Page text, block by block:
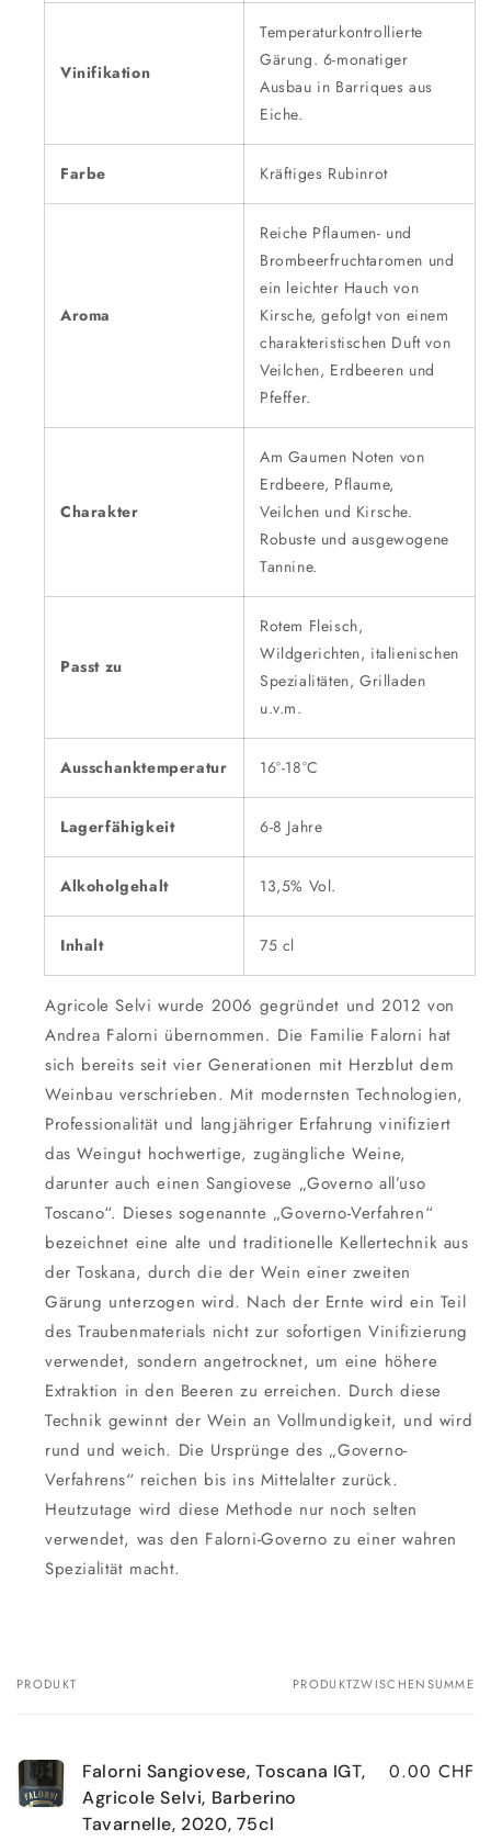
Vinifikation
Temperaturkontrollierte
Gärung. 6-monatiger
Ausbau in Barriques aus
Eiche.
Farbe Kräftiges Rubinrot
Aroma
Reiche Pflaumen- und
Brombeerfruchtaromen und
ein leichter Hauch von
Kirsche, gefolgt von einem
charakteristischen Duft von
Veilchen, Erdbeeren und
Pfeffer.
Charakter
Am Gaumen Noten von
Erdbeere, Pflaume,
Veilchen und Kirsche.
Robuste und ausgewogene
Tannine.
Passt zu
Rotem Fleisch,
Wildgerichten, italienischen
Spezialitäten, Grilladen
u.v.m.
Ausschanktemperatur 16°-18°C
Lagerfähigkeit 6-8 Jahre
Alkoholgehalt 13,5% Vol.
Inhalt 75 cl
Agricole Selvi wurde 2006 gegründet und 2012 von
Andrea Falorni übernommen. Die Familie Falorni hat
sich bereits seit vier Generationen mit Herzblut dem
Weinbau verschrieben. Mit modernsten Technologien,
Professionalität und langjähriger Erfahrung vinifiziert
das Weingut hochwertige, zugängliche Weine,
darunter auch einen Sangiovese „Governo all’uso
Toscano“. Dieses sogenannte „Governo-Verfahren“
bezeichnet eine alte und traditionelle Kellertechnik aus
der Toskana, durch die der Wein einer zweiten
Gärung unterzogen wird. Nach der Ernte wird ein Teil
des Traubenmaterials nicht zur sofortigen Vinifizierung
verwendet, sondern angetrocknet, um eine höhere
Extraktion in den Beeren zu erreichen. Durch diese
Technik gewinnt der Wein an Vollmundigkeit, und wird
rund und weich. Die Ursprünge des „Governo-
Verfahrens“ reichen bis ins Mittelalter zurück.
Heutzutage wird diese Methode nur noch selten
verwendet, was den Falorni-Governo zu einer wahren
Spezialität macht.
Dein
PRODUKT PRODUKTZWISCHENSUMME
Falorni Sangiovese, Toscana IGT,
Agricole Selvi, Barberino
Tavarnelle, 2020, 75cl
0.00 CHF